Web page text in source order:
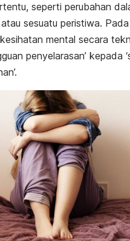
seperti perubahan
sesuatu peristiwa.
mental secara
penyelarasan’ kepada